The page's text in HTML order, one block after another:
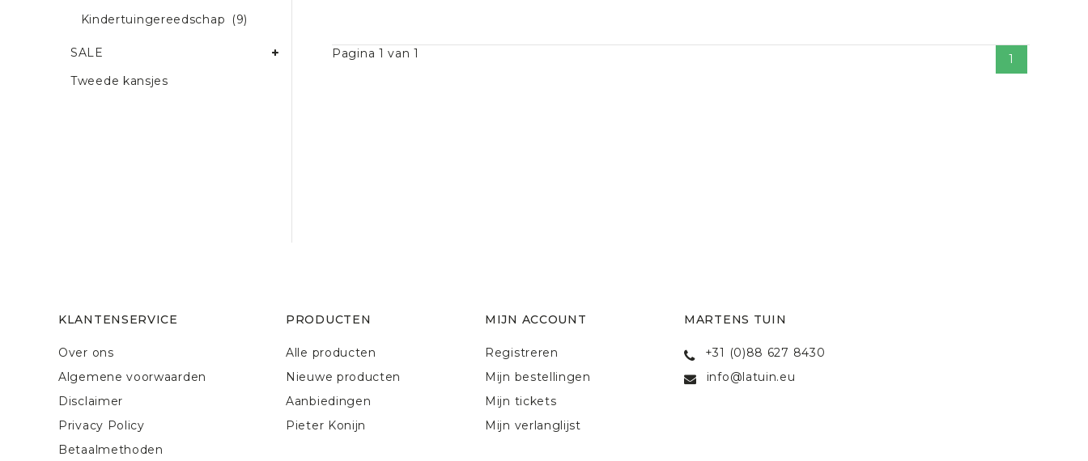
Kindertuingereedschap
(9)
SALE
Tweede kansjes
Pagina 1 van 1 1
KLANTENSERVICE
Over ons
Algemene voorwaarden
Disclaimer
Privacy Policy
Betaalmethoden
PRODUCTEN
Alle producten
Nieuwe producten
Aanbiedingen
Pieter Konijn
MIJN ACCOUNT
Registreren
Mijn bestellingen
Mijn tickets
Mijn verlanglijst
MARTENS TUIN
+31 (0)88 627 8430
info@latuin.eu